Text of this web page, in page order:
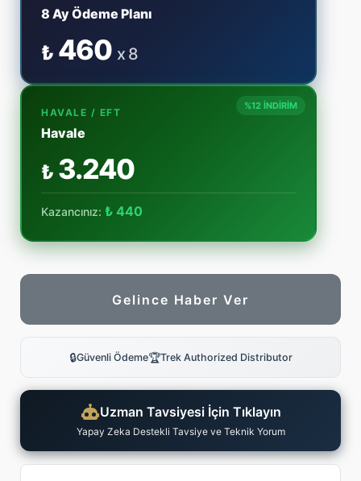
8 Ay Ödeme Planı
₺ 460 x 8
%12 İNDİRİM
HAVALE / EFT
Havale
₺ 3.240
Kazancınız: ₺ 440
Gelince Haber Ver
🔒Güvenli Ödeme🏆Trek Authorized Distributor
Uzman Tavsiyesi İçin Tıklayın
Yapay Zeka Destekli Tavsiye ve Teknik Yorum